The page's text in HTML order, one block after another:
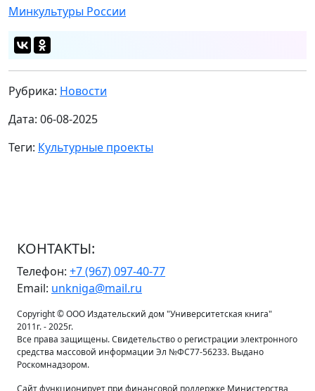
Минкультуры России
Рубрика: Новости
Дата: 06-08-2025
Теги: Культурные проекты
КОНТАКТЫ:
Телефон: +7 (967) 097-40-77
Email: unkniga@mail.ru
Copyright © ООО Издательский дом "Университетская книга"
2011г. - 2025г.
Все права защищены. Свидетельство о регистрации электронного
средства массовой информации Эл №ФС77-56233. Выдано
Роскомнадзором.
Сайт функционирует при финансовой поддержке Министерства